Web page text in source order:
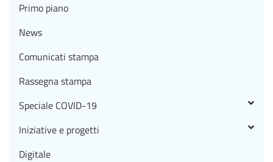
Primo piano
News
Comunicati stampa
Rassegna stampa
Speciale COVID-19
Iniziative e progetti
Digitale